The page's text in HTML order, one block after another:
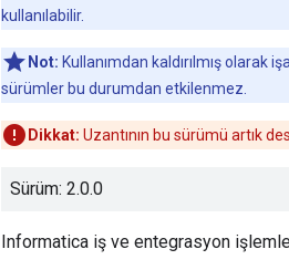
kullanılabilir.
Not: Kullanımdan kaldırılmış olarak
sürümler bu durumdan etkilenmez.
Dikkat: Uzantının bu sürümü artık
Sürüm: 2.0.0
Informatica iş ve entegrasyon